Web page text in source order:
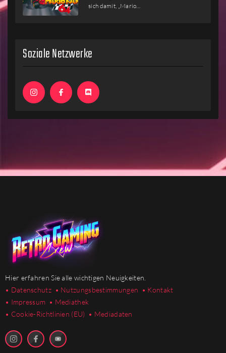
sich damit, „Mario…
Soziale Netzwerke
Hier erfahren Sie alle wichtigen Neuigkeiten.
• Datenschutz • Nutzungsbestimmungen • Kontakt
• Impressum • Mediathek
• Cookie-Richtlinien (EU) • Mediadaten